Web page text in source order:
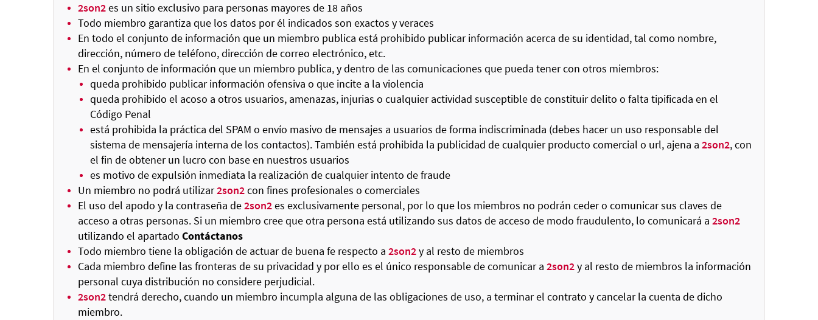
2son2es un sitio exclusivo para personas mayores de 18 años
Todo miembro garantiza que los datos por él indicados son exactos y veraces
En todo el conjunto de información que un miembro publica está prohibido publicar información acerca de su identidad, tal como nombre,
dirección, número de teléfono, dirección de correo electrónico, etc.
En el conjunto de información que un miembro publica, y dentro de las comunicaciones que pueda tener con otros miembros:
queda prohibido publicar información ofensiva o que incite a la violencia
queda prohibido el acoso a otros usuarios, amenazas, injurias o cualquier actividad susceptible de constituir delito o falta tipificada en el
Código Penal
está prohibida la práctica del SPAM o envío masivo de mensajes a usuarios de forma indiscriminada (debes hacer un uso responsable del
sistema de mensajería interna de los contactos). También está prohibida la publicidad de cualquier producto comercial o url, ajena a 2son2, con
el fin de obtener un lucro con base en nuestros usuarios
es motivo de expulsión inmediata la realización de cualquier intento de fraude
Un miembro no podrá utilizar2son2con fines profesionales o comerciales
El uso del apodo y la contraseña de2son2es exclusivamente personal, por lo que los miembros no podrán ceder o comunicar sus claves de
acceso a otras personas. Si un miembro cree que otra persona está utilizando sus datos de acceso de modo fraudulento, lo comunicará a 2son2
utilizando el apartado Contáctanos
Todo miembro tiene la obligación de actuar de buena fe respecto a 2son2y al resto de miembros
Cada miembro define las fronteras de su privacidad y por ello es el único responsable de comunicar a 2son2y al resto de miembros la información
personal cuya distribución no considere perjudicial.
2son2tendrá derecho, cuando un miembro incumpla alguna de las obligaciones de uso, a terminar el contrato y cancelar la cuenta de dicho
miembro.